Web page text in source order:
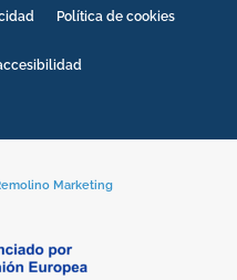
Política de cookies
Marketing